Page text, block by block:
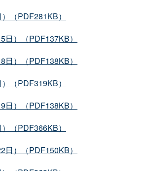
（PDF281KB）
）（PDF137KB）
）（PDF138KB）
（PDF319KB）
）（PDF138KB）
（PDF366KB）
）（PDF150KB）